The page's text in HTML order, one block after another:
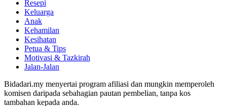
Resepi
Keluarga
Anak
Kehamilan
Kesihatan
Petua & Tips
Motivasi & Tazkirah
Jalan-Jalan
Bidadari.my menyertai program afiliasi dan mungkin memperoleh
komisen daripada sebahagian pautan pembelian, tanpa kos
tambahan kepada anda.